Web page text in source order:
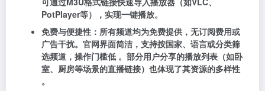
PotPlayer等），实现一键播放。
免费与便捷性：所有频道均为免费提供，无订阅费用或
广告干扰。官网界面简洁，支持按国家、语言或分类筛
选频道，操作门槛低 。部分用户分享的播放列表（如卧
室、厨房等场景的直播链接）也体现了其资源的多样性
。